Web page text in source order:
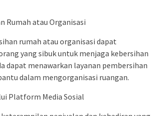
Rumah atau Organisasi
rumah atau organisasi dapat
yang sibuk untuk menjaga kebersihan
dapat menawarkan layanan pembersihan
dalam mengorganisasi ruangan.
Platform Media Sosial